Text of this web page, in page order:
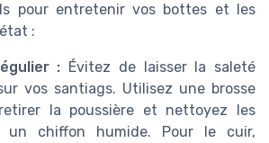
pour entretenir vos bottes et les
:
: Évitez de laisser la saleté
vos santiags. Utilisez une brosse
la poussière et nettoyez les
un chiffon humide. Pour le cuir,